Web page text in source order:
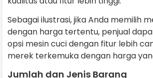
Sebagai ilustrasi, jika Anda memilih
dengan harga tertentu, penjual
opsi mesin cuci dengan fitur lebih
merek terkemuka dengan harga
Jumlah dan Jenis Barang